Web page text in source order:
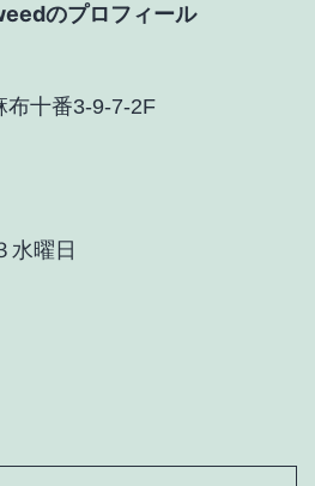
のプロフィール
布十番3-9-7-2F
水曜日